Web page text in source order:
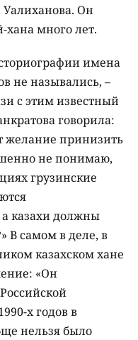
Он
хана много лет.
имена
не назывались, –
с этим известный
говорила:
желание принизить
не понимаю,
грузинские
казахи должны
В самом в деле, в
казахском хане
«Он
х годов в
нельзя было